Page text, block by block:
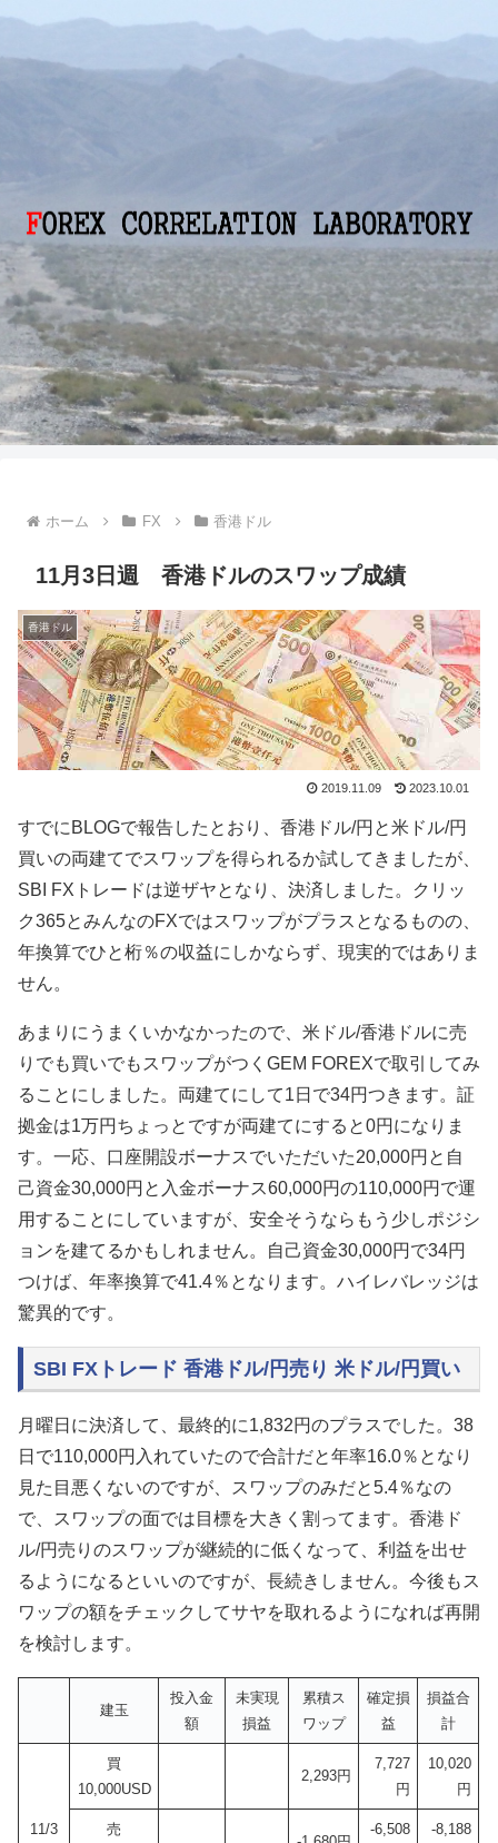
ホーム FX 香港ドル
11月3日週 香港ドルのスワップ成績
香港ドル
2019.11.09 2023.10.01
すでにBLOGで報告したとおり、香港ドル/円と米ドル/円
買いの両建てでスワップを得られるか試してきましたが、
SBI FXトレードは逆ザヤとなり、決済しました。クリッ
ク365とみんなのFXではスワップがプラスとなるものの、
年換算でひと桁％の収益にしかならず、現実的ではありま
せん。
あまりにうまくいかなかったので、米ドル/香港ドルに売
りでも買いでもスワップがつくGEM FOREXで取引してみ
ることにしました。両建てにして1日で34円つきます。証
拠金は1万円ちょっとですが両建てにすると0円になりま
す。一応、口座開設ボーナスでいただいた20,000円と自
己資金30,000円と入金ボーナス60,000円の110,000円で運
用することにしていますが、安全そうならもう少しポジシ
ョンを建てるかもしれません。自己資金30,000円で34円
つけば、年率換算で41.4％となります。ハイレバレッジは
驚異的です。
SBI FXトレード 香港ドル/円売り 米ドル/円買い
月曜日に決済して、最終的に1,832円のプラスでした。38
日で110,000円入れていたので合計だと年率16.0％となり
見た目悪くないのですが、スワップのみだと5.4％なの
で、スワップの面では目標を大きく割ってます。香港ド
ル/円売りのスワップが継続的に低くなって、利益を出せ
るようになるといいのですが、長続きしません。今後もス
ワップの額をチェックしてサヤを取れるようになれば再開
を検討します。
建玉
投入金
額
未実現
損益
累積ス
ワップ
確定損
益
損益合
計
11/3
買
10,000USD
2,293円
7,727
円
10,020
円
売
-6,508
-8,188